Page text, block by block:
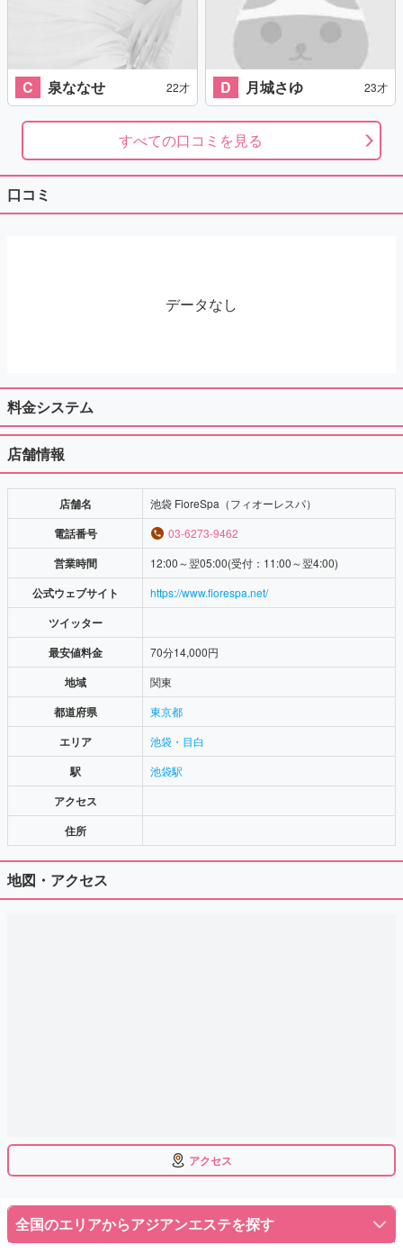
C 泉ななせ 22才 D 月城さゆ 23才
すべての口コミを見る
口コミ
データなし
料金システム
店舗情報
店舗名 池袋 FioreSpa（フィオーレスパ）
電話番号 03-6273-9462
営業時間 12:00～翌05:00(受付：11:00～翌4:00)
公式ウェブサイト https://www.fiorespa.net/
ツイッター
最安値料金
70分14,000円
地域 関東
都道府県 東京都
エリア 池袋・目白
駅 池袋駅
アクセス
住所
地図・アクセス
アクセス
全国のエリアからアジアンエステを探す